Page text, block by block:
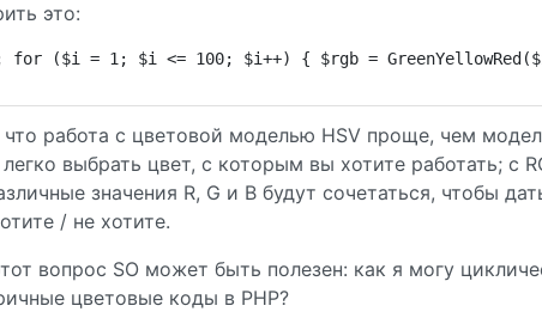
это:
for ($i = 1; $i <= 100; $i++) { $rgb =
работа с цветовой моделью HSV проще, чем
выбрать цвет, с которым вы хотите работать; с
значения R, G и B будут сочетаться, чтобы
/ не хотите.
вопрос SO может быть полезен: как я могу
цветовые коды в PHP?